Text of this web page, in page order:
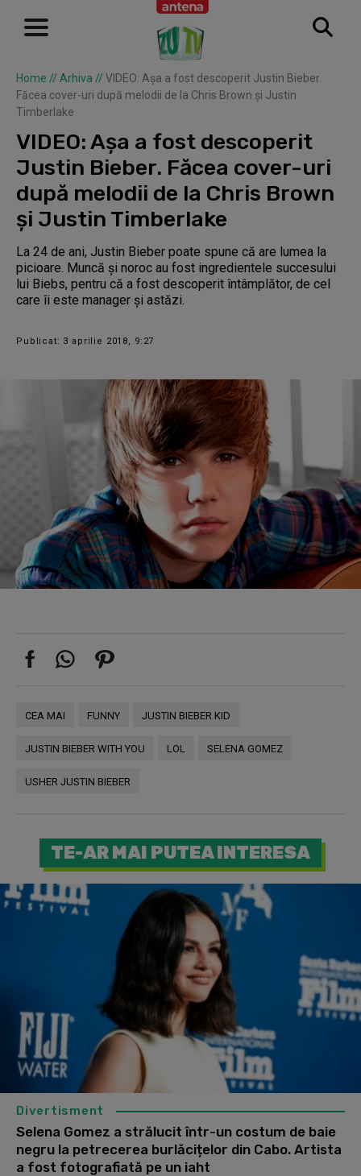
Home // Arhiva // VIDEO: Așa a fost descoperit Justin Bieber.
Făcea cover-uri după melodii de la Chris Brown și Justin
Timberlake
VIDEO: Așa a fost descoperit
Justin Bieber. Făcea cover-uri
după melodii de la Chris Brown
și Justin Timberlake
La 24 de ani, Justin Bieber poate spune că are lumea la
picioare. Muncă și noroc au fost ingredientele succesului
lui Biebs, pentru că a fost descoperit întâmplător, de cel
care îi este manager și astăzi.
Publicat: 3 aprilie 2018, 9:27
CEA MAI FUNNY JUSTIN BIEBER KID
JUSTIN BIEBER WITH YOU LOL SELENA GOMEZ
USHER JUSTIN BIEBER
TE-AR MAI PUTEA INTERESA
Divertisment
Selena Gomez a strălucit într-un costum de baie
negru la petrecerea burlăcițelor din Cabo. Artista
a fost fotografiată pe un iaht